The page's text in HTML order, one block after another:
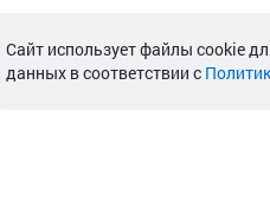
Cайт использует файлы cookie
данных в соответствии с